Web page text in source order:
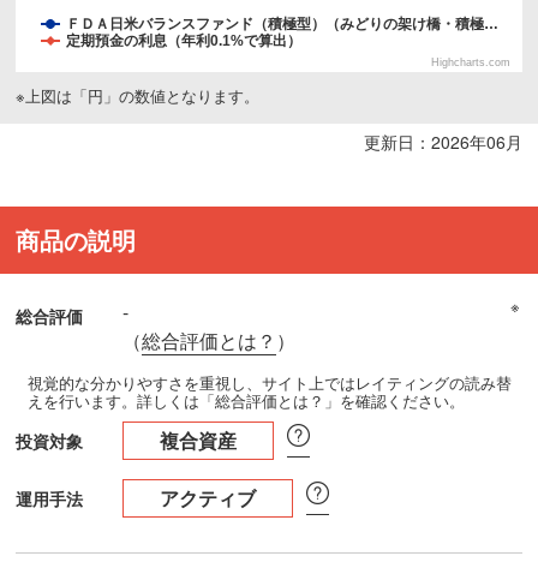
ＦＤＡ日米バランスファンド（積極型）（みどりの架け橋・積極…
定期預金の利息（年利0.1%で算出）
Highcharts.com
※上図は「円」の数値となります。
更新日：2026年06月
商品の説明
総合評価
-
（総合評価とは？ ）
※
視覚的な分かりやすさを重視し、サイト上ではレイティングの読み替
えを行います。詳しくは「総合評価とは？」を確認ください。
投資対象 複合資産
運用手法 アクティブ